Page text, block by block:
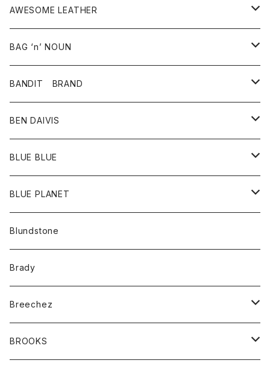
アクセサリー
その他雑貨
シャツ
ボトム
スカート
パンツ
グッズ
靴
バッグ
靴
シャツ
AWESOME LEATHER
アウター
革ジャケット
BAG ‘n’ NOUN
アクセサリー
バッグ
ポーチ
BANDIT BRAND
トップス
Ｔシャツ
BEN DAIVIS
ポトム
パンツ
BLUE BLUE
アウター
カーディガン
コート
アクセサリー
バッグ
ベルト
キッズ
Tシャツ
グッズ
アンダーウェアー
トップス
BLUE PLANET
サングラス
Blundstone
Brady
Breechez
シャツ
BROOKS